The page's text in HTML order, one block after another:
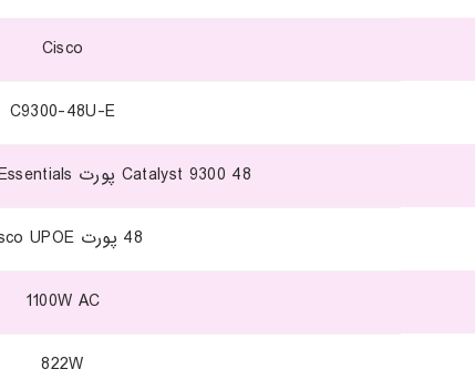
Cisco
C9300-48U-E
Catalyst 9300 48 پورت UPOE، Network Essentials
48 پورت Cisco UPOE
1100W AC
822W